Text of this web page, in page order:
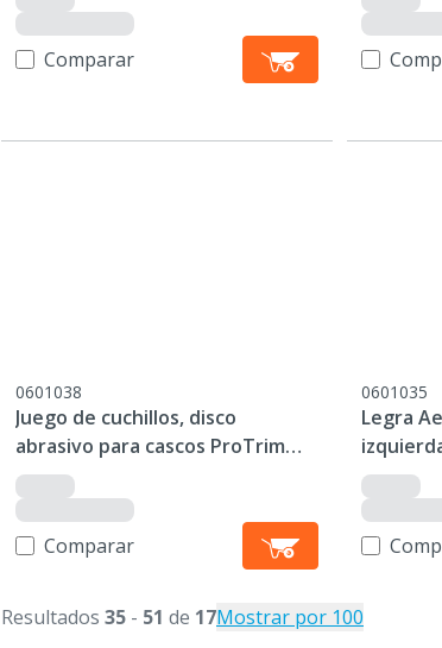
Comparar
0601038
Juego de cuchillos, disco
abrasivo para cascos ProTrim
p/10
Comparar
0601035
Legra
Resultados 35 - 51 de 17Mostrar por 100